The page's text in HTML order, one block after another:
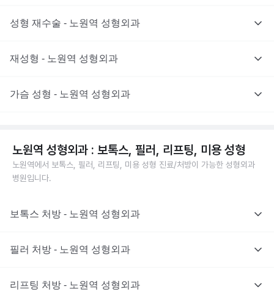
성형 재수술 - 노원역 성형외과
재성형 - 노원역 성형외과
가슴 성형 - 노원역 성형외과
노원역 성형외과 : 보톡스, 필러, 리프팅, 미용 성형
노원역에서 보톡스, 필러, 리프팅, 미용 성형 진료/처방이 가능한 성형외과
병원입니다.
보톡스 처방 - 노원역 성형외과
필러 처방 - 노원역 성형외과
리프팅 처방 - 노원역 성형외과